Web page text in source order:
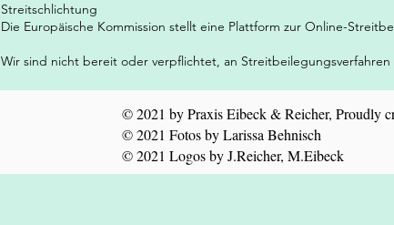
Streitschlichtung
Die Europäische Kommission stellt eine Plattform zur Online-
Wir sind nicht bereit oder verpflichtet, an
© 2021 by Praxis Eibeck & Reicher, Proudly
© 2021 Fotos by Larissa Behnisch
© 2021 Logos by J.Reicher, M.Eibeck